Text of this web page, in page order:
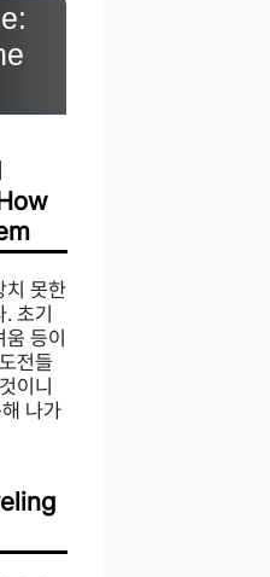
치 못한
초기
등이
전들
이니
나가